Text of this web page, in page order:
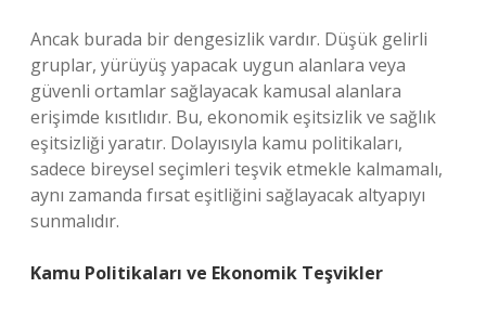
Ancak burada bir dengesizlik vardır. Düşük gelirli
gruplar, yürüyüş yapacak uygun alanlara veya
güvenli ortamlar sağlayacak kamusal alanlara
erişimde kısıtlıdır. Bu, ekonomik eşitsizlik ve sağlık
eşitsizliği yaratır. Dolayısıyla kamu politikaları,
sadece bireysel seçimleri teşvik etmekle kalmamalı,
aynı zamanda fırsat eşitliğini sağlayacak altyapıyı
sunmalıdır.
Kamu Politikaları ve Ekonomik Teşvikler